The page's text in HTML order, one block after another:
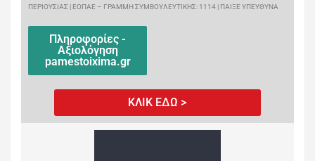
ΠΕΡΙΟΥΣΙΑΣ | ΕΟΠΑΕ – ΓΡΑΜΜΗ ΣΥΜΒΟΥΛΕΥΤΙΚΗΣ: 1114 | ΠΑΙΞΕ ΥΠΕΥΘΥΝΑ
Πληροφορίες -
Αξιολόγηση
pamestoixima.gr
ΚΛΙΚ ΕΔΩ >